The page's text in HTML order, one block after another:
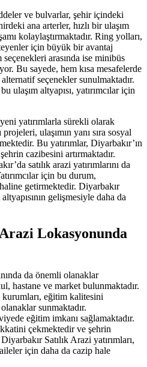
ve bulvarlar, şehir içindeki
ana arterler, hızlı bir ulaşım
kolaylaştırmaktadır. Ring yolları,
için büyük bir avantaj
arasında ise minibüs
Bu sayede, hem kısa mesafelerde
seçenekler sunulmaktadır.
ulaşım altyapısı, yatırımcılar için
yatırımlarla sürekli olarak
ulaşımın yanı sıra sosyal
Bu yatırımlar, Diyarbakır’ın
cazibesini artırmaktadır.
satılık arazi yatırımlarını da
için bu durum,
getirmektedir. Diyarbakır
gelişmesiyle daha da
Lokasyonunda
da önemli olanaklar
hastane ve market bulunmaktadır.
eğitim kalitesini
sunmaktadır.
eğitim imkanı sağlamaktadır.
çekmektedir ve şehrin
Satılık Arazi yatırımları,
için daha da cazip hale